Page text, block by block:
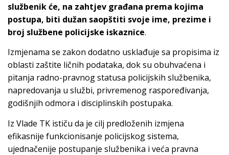
službenik će, na zahtjev građana prema kojima
postupa, biti dužan saopštiti svoje ime, prezime i
broj službene policijske iskaznice.
Izmjenama se zakon dodatno usklađuje sa propisima iz
oblasti zaštite ličnih podataka, dok su obuhvaćena i
pitanja radno-pravnog statusa policijskih službenika,
napredovanja u službi, privremenog raspoređivanja,
godišnjih odmora i disciplinskih postupaka.
Iz Vlade TK ističu da je cilj predloženih izmjena
efikasnije funkcionisanje policijskog sistema,
ujednačenije postupanje službenika i veća pravna